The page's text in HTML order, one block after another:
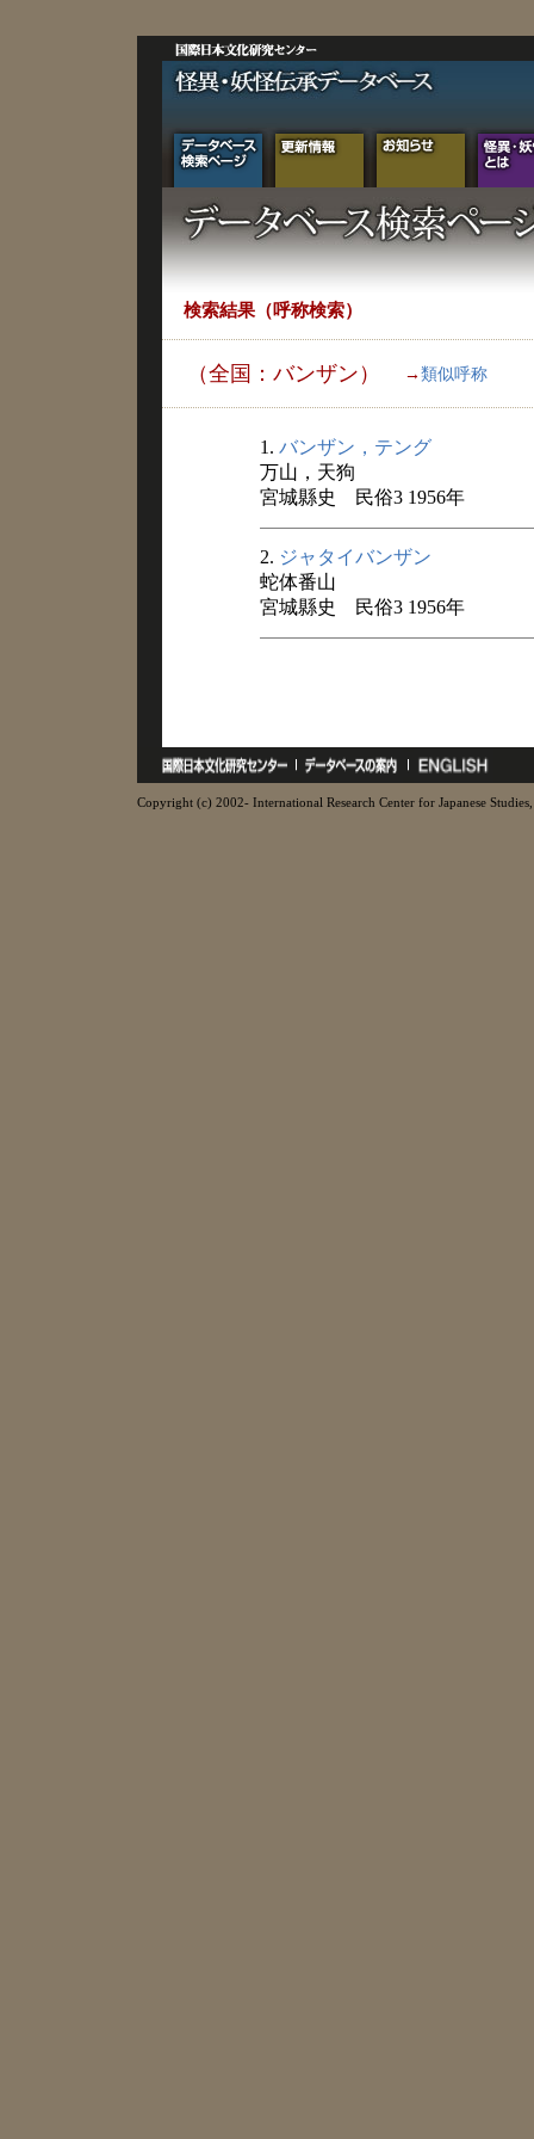
検索結果（呼称検索）
（全国：バンザン） → 類似呼称
1. バンザン，テング
万山，天狗
宮城縣史 民俗3 1956年
2. ジャタイバンザン
蛇体番山
宮城縣史 民俗3 1956年
Copyright (c) 2002- International Research Center for Japanese